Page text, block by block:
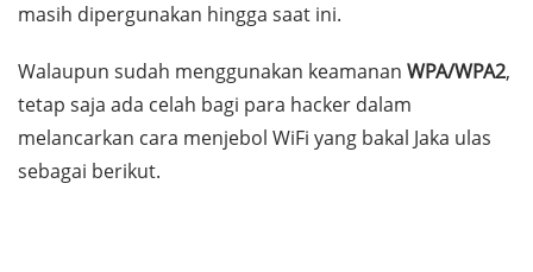
masih dipergunakan hingga saat ini.
Walaupun sudah menggunakan keamanan WPA/WPA2,
tetap saja ada celah bagi para hacker dalam
melancarkan cara menjebol WiFi yang bakal Jaka ulas
sebagai berikut.